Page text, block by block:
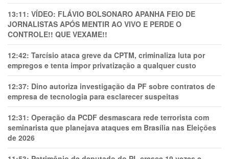
13:11: VÍDEO: FLÁVIO BOLSONARO APANHA FEIO DE
JORNALISTAS APÓS MENTIR AO VIVO E PERDE O
CONTROLE!! QUE VEXAME!!
12:42: Tarcísio ataca greve da CPTM, criminaliza luta por
empregos e tenta impor privatização a qualquer custo
12:37: Dino autoriza investigação da PF sobre contratos de
empresa de tecnologia para esclarecer suspeitas
12:31: Operação da PCDF desmascara rede terrorista com
seminarista que planejava ataques em Brasília nas Eleições
de 2026